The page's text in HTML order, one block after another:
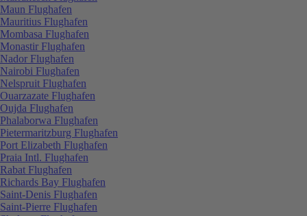
Maun Flughafen
Mauritius Flughafen
Mombasa Flughafen
Monastir Flughafen
Nador Flughafen
Nairobi Flughafen
Nelspruit Flughafen
Ouarzazate Flughafen
Oujda Flughafen
Phalaborwa Flughafen
Pietermaritzburg Flughafen
Port Elizabeth Flughafen
Praia Intl. Flughafen
Rabat Flughafen
Richards Bay Flughafen
Saint-Denis Flughafen
Saint-Pierre Flughafen